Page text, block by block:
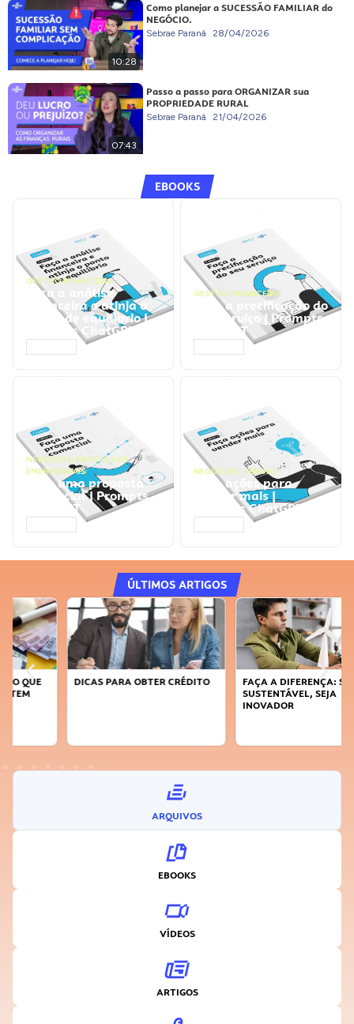
10:28
Como planejar a SUCESSÃO FAMILIAR do
NEGÓCIO.
Sebrae Paraná 28/04/2026
07:43
Passo a passo para ORGANIZAR sua
PROPRIEDADE RURAL
Sebrae Paraná 21/04/2026
EBOOKS
GESTÃO FINANCEIRA
Faça a análise
financeira e atinja o
ponto de equilíbrio |
Prompts ChatGPT
GESTÃO FINANCEIRA
Faça a precificação do
seu serviço | Prompts
ChatGPT
NEGÓCIOS, PROCESSOS
EMPRESARIAIS
Faça uma proposta
comercial | Prompts
ChatGPT
NEGÓCIOS, VENDAS
Faça ações para
vender mais |
Prompts ChatGPT
ÚLTIMOS ARTIGOS
DICAS PARA OBTER CRÉDITO
FAÇA A DIFERENÇA: SEJA
SUSTENTÁVEL, SEJA
ARQUIVOS
EBOOKS
VÍDEOS
ARTIGOS